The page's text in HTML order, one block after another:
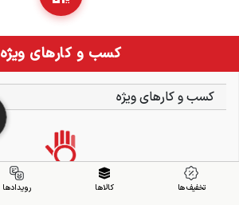
کسب و کارهای ویژه
کسب و کارهای ویژه
تخفیف ها کالاها رویدادها